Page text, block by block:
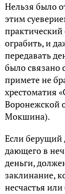
Нельзя было
этим
ограбить, и
передавать
было связано
примете не
хрестоматия
Воронежской
Мокшина).
Если берущий
дающего в
деньги,
заклинание,
несчастья